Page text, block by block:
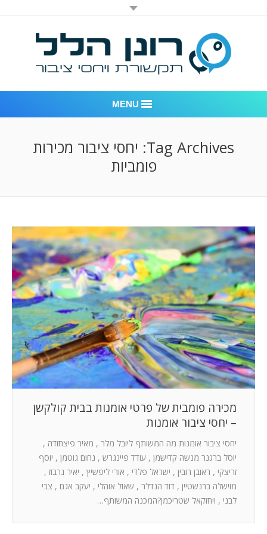
MENU
אודות החברה
חדר חדשות
המלצות
ניהול מוניטין
צור קשר
Tag Archives: יחסי ציבור מכירות
פומביות
מכירה פומבית של פרטי אומנות בבית קולקשן
– יחסי ציבור אומנות
יחסי ציבור אומנות מה המשותף ליובל מלר , מאיר פיצחזדה ,
יוסל ברגנר מנשה קדישמן , עודד פיינגרש , נחום גוטמן , יוסף
זריצקי , ראובן רובין , ישראל פלדי , אורי ליפשיץ , יאיר גרבוז ,
מוישלה ברנשטיין , דוד הנדלר , שאול אוהלי , יעקב אגם , צבי
לבני , ויחזקאל שטריכמן?המכנה המשותף…